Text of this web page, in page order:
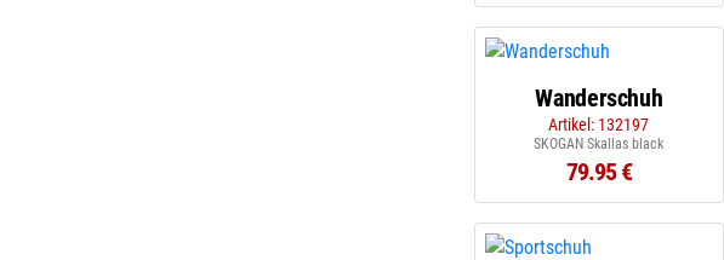
Wanderschuh
Artikel: 132197
SKOGAN Skallas black
79.95 €